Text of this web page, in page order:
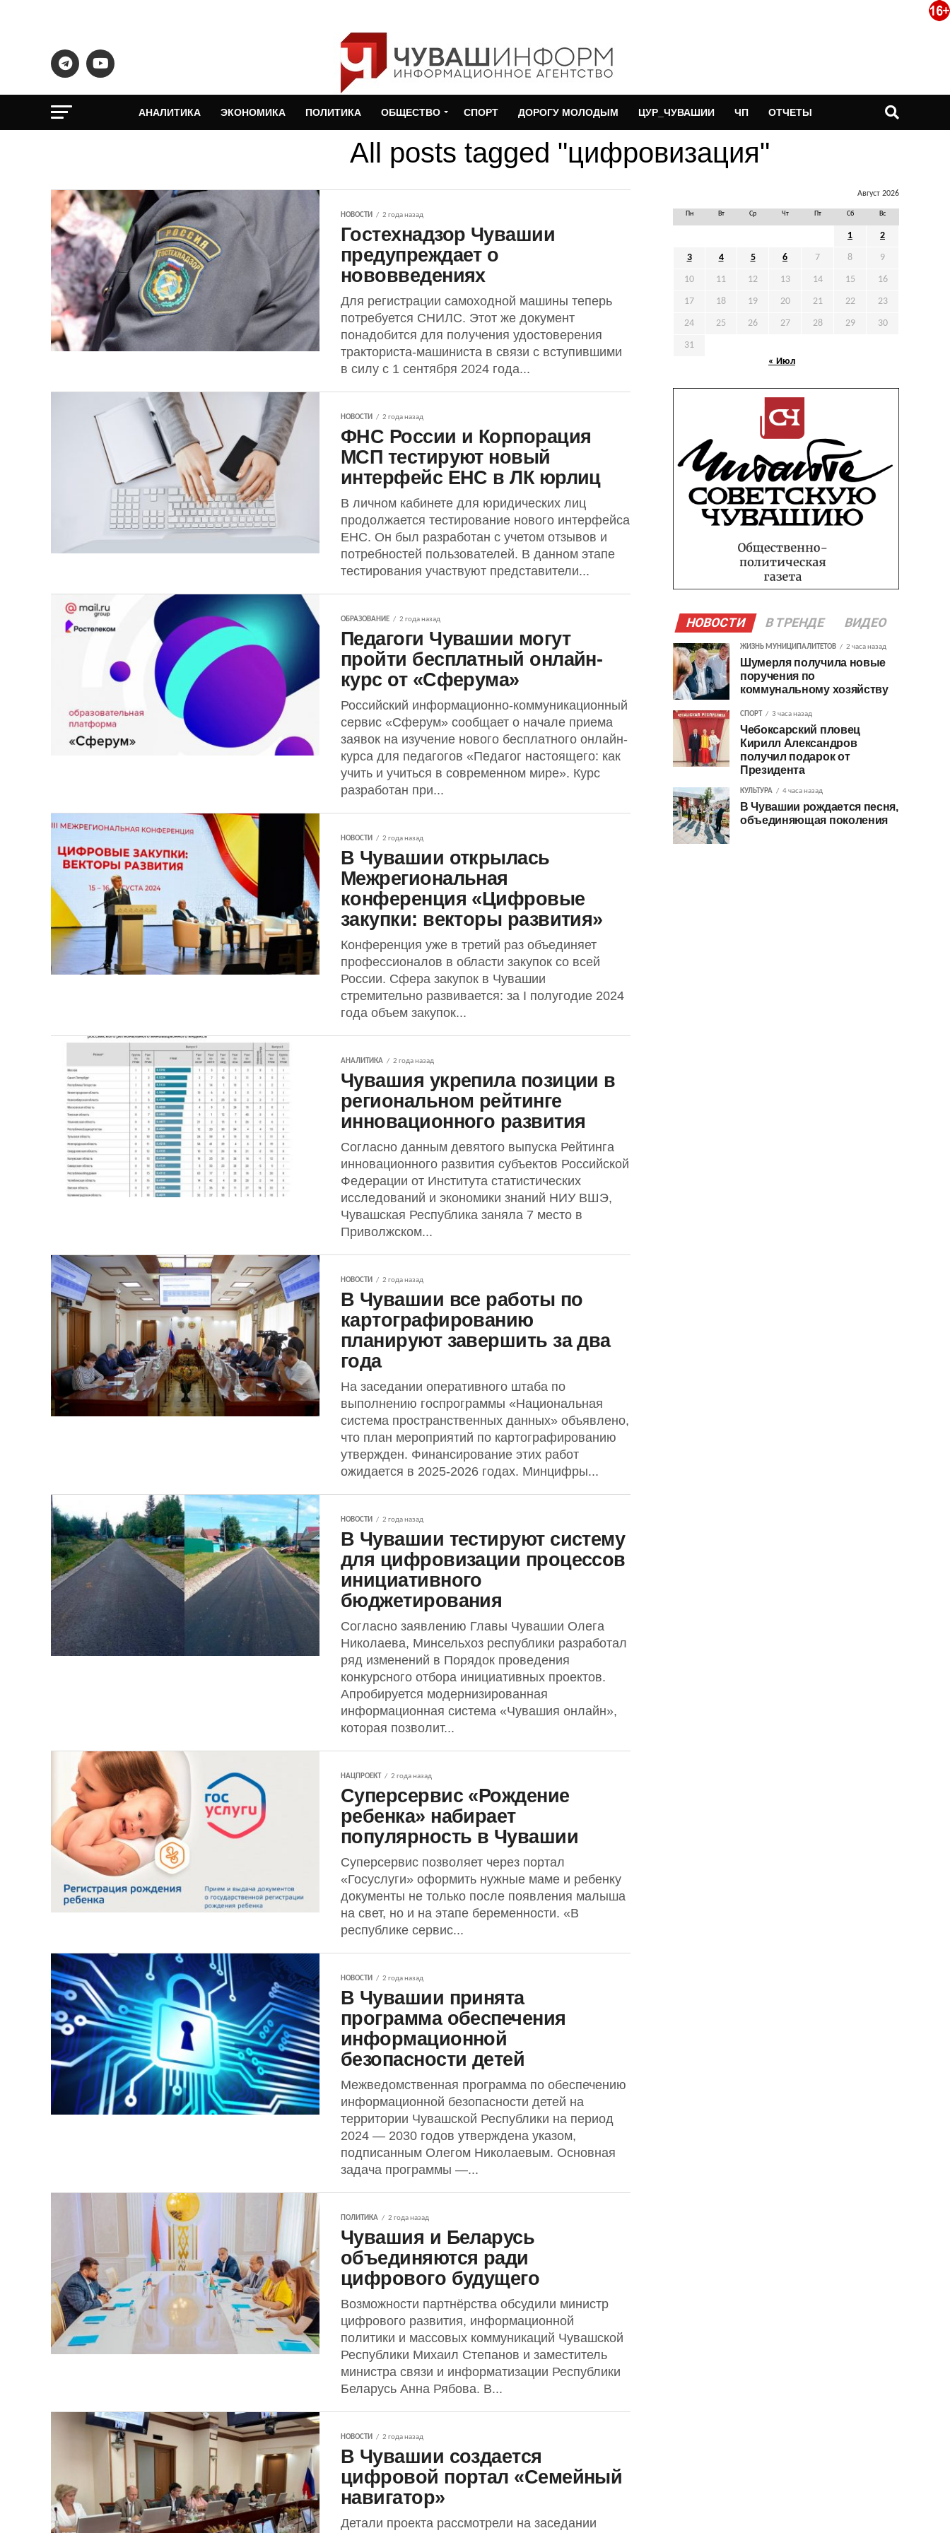
АНАЛИТИКА ЭКОНОМИКА ПОЛИТИКА ОБЩЕСТВО СПОРТ ДОРОГУ МОЛОДЫМ ЦУР_ЧУВАШИИ ЧП ОТЧЕТЫ
All posts tagged "цифровизация"
НОВОСТИ 2 года назад
Гостехнадзор Чувашии
предупреждает о
нововведениях
Для регистрации самоходной машины теперь
потребуется СНИЛС. Этот же документ
понадобится для получения удостоверения
тракториста-машиниста в связи с вступившими
в силу с 1 сентября 2024 года...
НОВОСТИ 2 года назад
ФНС России и Корпорация
МСП тестируют новый
интерфейс ЕНС в ЛК юрлиц
В личном кабинете для юридических лиц
продолжается тестирование нового интерфейса
ЕНС. Он был разработан с учетом отзывов и
потребностей пользователей. В данном этапе
тестирования участвуют представители...
ОБРАЗОВАНИЕ 2 года назад
Педагоги Чувашии могут
пройти бесплатный онлайн-
курс от «Сферума»
Российский информационно-коммуникационный
сервис «Сферум» сообщает о начале приема
заявок на изучение нового бесплатного онлайн-
курса для педагогов «Педагог настоящего: как
учить и учиться в современном мире». Курс
разработан при...
НОВОСТИ 2 года назад
В Чувашии открылась
Межрегиональная
конференция «Цифровые
закупки: векторы развития»
Конференция уже в третий раз объединяет
профессионалов в области закупок со всей
России. Сфера закупок в Чувашии
стремительно развивается: за I полугодие 2024
года объем закупок...
АНАЛИТИКА 2 года назад
Чувашия укрепила позиции в
региональном рейтинге
инновационного развития
Согласно данным девятого выпуска Рейтинга
инновационного развития субъектов Российской
Федерации от Института статистических
исследований и экономики знаний НИУ ВШЭ,
Чувашская Республика заняла 7 место в
Приволжском...
НОВОСТИ 2 года назад
В Чувашии все работы по
картографированию
планируют завершить за два
года
На заседании оперативного штаба по
выполнению госпрограммы «Национальная
система пространственных данных» объявлено,
что план мероприятий по картографированию
утвержден. Финансирование этих работ
ожидается в 2025-2026 годах. Минцифры...
НОВОСТИ 2 года назад
В Чувашии тестируют систему
для цифровизации процессов
инициативного
бюджетирования
Согласно заявлению Главы Чувашии Олега
Николаева, Минсельхоз республики разработал
ряд изменений в Порядок проведения
конкурсного отбора инициативных проектов.
Апробируется модернизированная
информационная система «Чувашия онлайн»,
которая позволит...
НАЦПРОЕКТ 2 года назад
Суперсервис «Рождение
ребенка» набирает
популярность в Чувашии
Суперсервис позволяет через портал
«Госуслуги» оформить нужные маме и ребенку
документы не только после появления малыша
на свет, но и на этапе беременности. «В
республике сервис...
НОВОСТИ 2 года назад
В Чувашии принята
программа обеспечения
информационной
безопасности детей
Межведомственная программа по обеспечению
информационной безопасности детей на
территории Чувашской Республики на период
2024 — 2030 годов утверждена указом,
подписанным Олегом Николаевым. Основная
задача программы —...
ПОЛИТИКА 2 года назад
Чувашия и Беларусь
объединяются ради
цифрового будущего
Возможности партнёрства обсудили министр
цифрового развития, информационной
политики и массовых коммуникаций Чувашской
Республики Михаил Степанов и заместитель
министра связи и информатизации Республики
Беларусь Анна Рябова. В...
НОВОСТИ 2 года назад
В Чувашии создается
цифровой портал «Семейный
навигатор»
Детали проекта рассмотрели на заседании
Август 2026
Пн Вт Ср Чт Пт Сб Вс
1 2
3 4 5 6 7 8 9
10 11 12 13 14 15 16
17 18 19 20 21 22 23
24 25 26 27 28 29 30
31
« Июл
НОВОСТИ В ТРЕНДЕ ВИДЕО
ЖИЗНЬ МУНИЦИПАЛИТЕТОВ 2 часа назад
Шумерля получила новые
поручения по
коммунальному хозяйству
СПОРТ 3 часа назад
Чебоксарский пловец
Кирилл Александров
получил подарок от
Президента
КУЛЬТУРА 4 часа назад
В Чувашии рождается песня,
объединяющая поколения